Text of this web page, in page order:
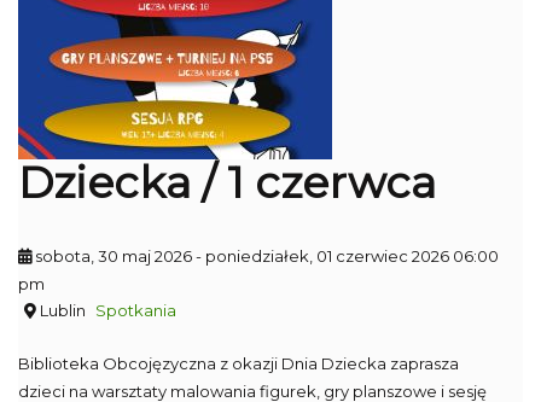
Dziecka / 1 czerwca
sobota, 30 maj 2026- poniedziałek, 01 czerwiec 2026 06:00
pm
Lublin
Spotkania
Biblioteka Obcojęzyczna z okazji Dnia Dziecka zaprasza
dzieci na warsztaty malowania figurek, gry planszowe i sesję